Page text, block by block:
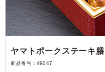
ヤマトポークステーキ膳
商品番号： 49047